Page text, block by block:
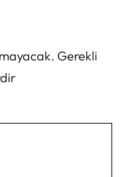
Gerekli